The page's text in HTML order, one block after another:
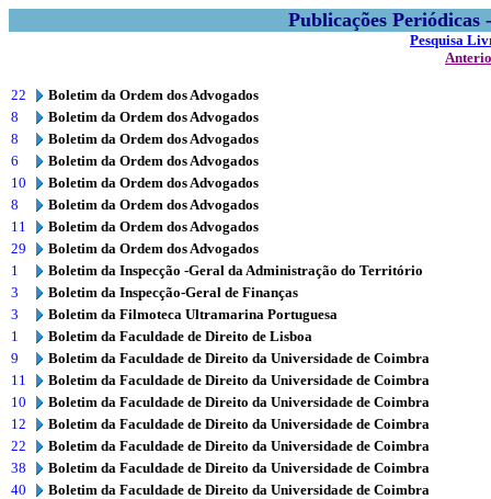
Publicações
Pesquisa
22
Boletim da Ordem dos Advogados
8
Boletim da Ordem dos Advogados
8
Boletim da Ordem dos Advogados
6
Boletim da Ordem dos Advogados
10
Boletim da Ordem dos Advogados
8
Boletim da Ordem dos Advogados
11
Boletim da Ordem dos Advogados
29
Boletim da Ordem dos Advogados
1
Boletim da Inspecção -Geral da Administração do Território
3
Boletim da Inspecção-Geral de Finanças
3
Boletim da Filmoteca Ultramarina Portuguesa
1
Boletim da Faculdade de Direito de Lisboa
9
Boletim da Faculdade de Direito da Universidade de Coimbra
11
Boletim da Faculdade de Direito da Universidade de Coimbra
10
Boletim da Faculdade de Direito da Universidade de Coimbra
12
Boletim da Faculdade de Direito da Universidade de Coimbra
22
Boletim da Faculdade de Direito da Universidade de Coimbra
38
Boletim da Faculdade de Direito da Universidade de Coimbra
40
Boletim da Faculdade de Direito da Universidade de Coimbra